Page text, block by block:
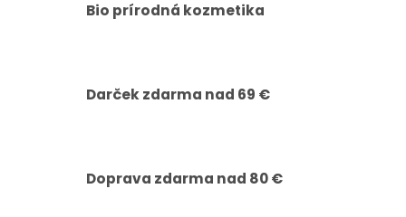
Bio prírodná kozmetika
Darček zdarma nad 69 €
Doprava zdarma nad 80 €